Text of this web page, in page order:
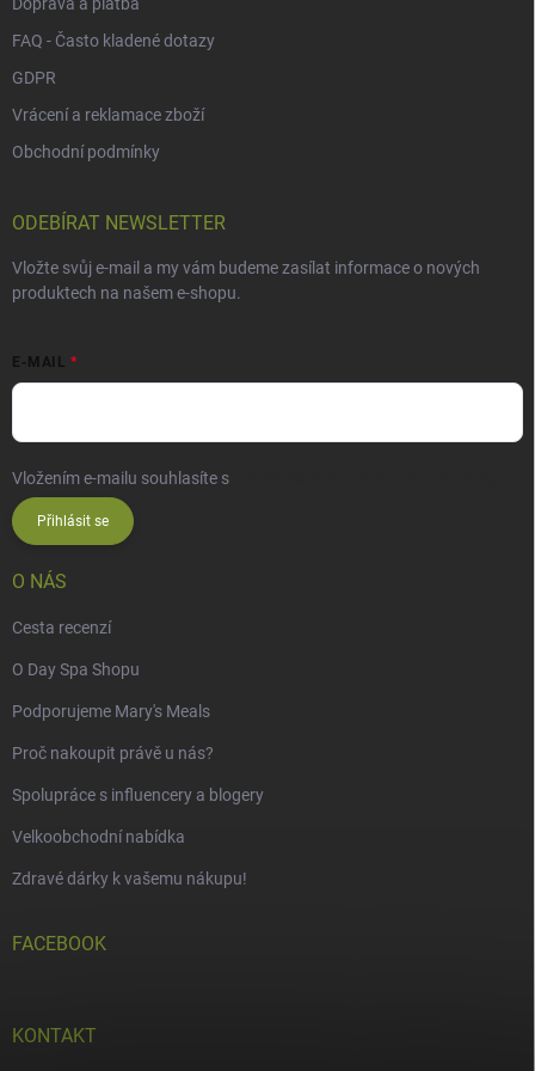
FAQ - Často kladené dotazy
GDPR
Vrácení a reklamace zboží
Obchodní podmínky
ODEBÍRAT NEWSLETTER
Vložte svůj e-mail a my vám budeme zasílat informace o nových
produktech na našem e-shopu.
E-MAIL
Vložením e-mailu souhlasíte s
Přihlásit se
O NÁS
Cesta recenzí
O Day Spa Shopu
Podporujeme Mary's Meals
Proč nakoupit právě u nás?
Spolupráce s influencery a blogery
Velkoobchodní nabídka
Zdravé dárky k vašemu nákupu!
FACEBOOK
KONTAKT